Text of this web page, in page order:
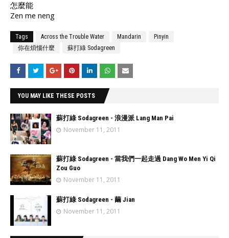
怎麼能
Zen me neng
Tags Across the Trouble Water Mandarin
Pinyin
你在煩惱什麼
蘇打綠 Sodagreen
YOU MAY LIKE THESE POSTS
蘇打綠 Sodagreen - 浪漫派 Lang Man Pai
November 11, 2011
蘇打綠 Sodagreen - 當我們一起走過 Dang Wo Men Yi Qi
Zou Guo
November 11, 2011
蘇打綠 Sodagreen - 繭 Jian
November 11, 2011